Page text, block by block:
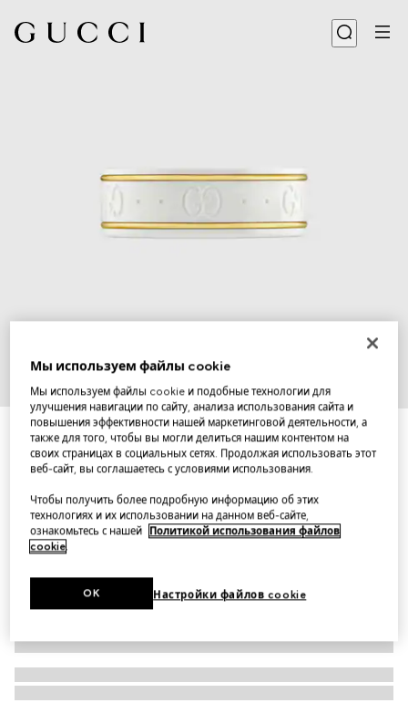
4
Кольцо Icon из желтого золота
Мы используем файлы cookie
Мы используем файлы cookie и подобные технологии для
улучшения навигации по сайту, анализа использования сайта и
повышения эффективности нашей маркетинговой деятельности, а
также для того, чтобы вы могли делиться нашим контентом на
своих страницах в социальных сетях. Продолжая использовать этот
веб-сайт, вы соглашаетесь с условиями использования.
Чтобы получить более подробную информацию об этих
технологиях и их использовании на данном веб-сайте,
ознакомьтесь с нашей
Политикой использования файлов
cookie.
Настройки файлов cookie
OK